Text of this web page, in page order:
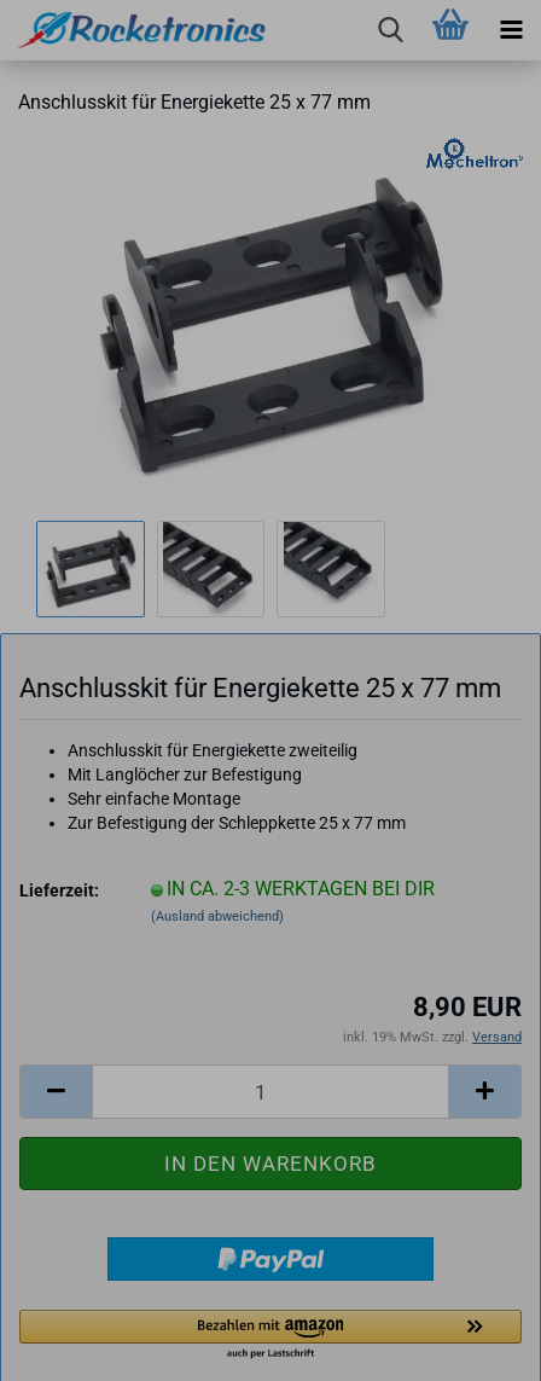
An­schluss­kit für En­er­gie­ket­te 25 x 77 mm
An­schluss­kit für En­er­gie­ket­te 25 x 77 mm
Anschlusskit für Energiekette zweiteilig
Mit Langlöcher zur Befestigung
Sehr einfache Montage
Zur Befestigung der Schleppkette 25 x 77 mm
Lieferzeit: IN CA. 2-3 WERKTAGEN BEI DIR
(Ausland abweichend)
8,90 EUR
inkl. 19% MwSt. zzgl. Versand